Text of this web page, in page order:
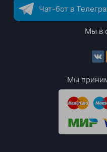
Чат-бот в
Мы в
Мы